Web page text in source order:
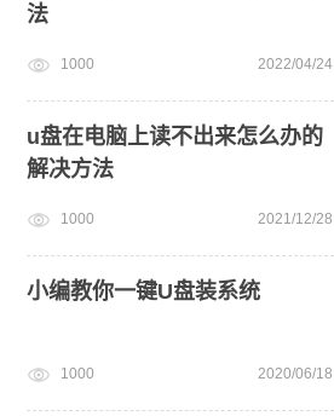
法
1000 2022/04/24
u盘在电脑上读不出来怎么办的
解决方法
1000 2021/12/28
小编教你一键U盘装系统
1000 2020/06/18